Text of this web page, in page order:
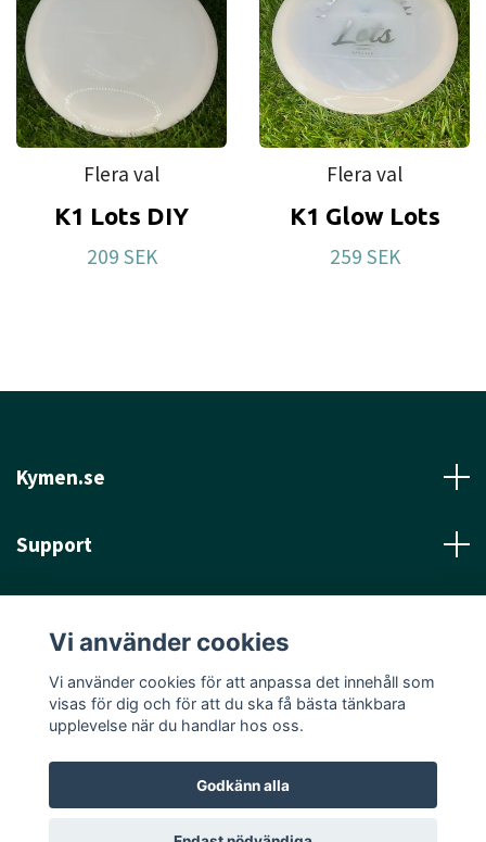
Flera val
K1 Lots DIY
209 SEK
Flera val
K1 Glow Lots
259 SEK
Kymen.se
Support
Sociala medier
© 2026 Kymen.se
Vi använder cookies
Vi använder cookies för att anpassa det innehåll som
visas för dig och för att du ska få bästa tänkbara
upplevelse när du handlar hos oss.
Godkänn alla